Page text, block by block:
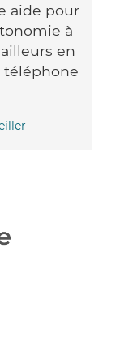
aide pour
à
en
téléphone